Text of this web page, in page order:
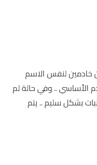
خادمين لنفس الاسم
الأساسي .. وفي حالة لم
بشكل سليم .. يتم